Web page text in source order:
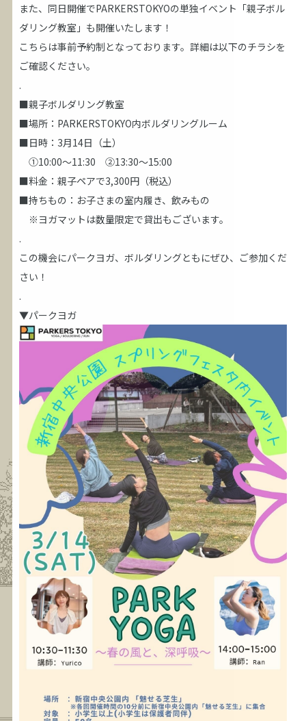
また、同日開催でPARKERSTOKYOの単独イベント「親子ボル
ダリング教室」も開催いたします！
こちらは事前予約制となっております。詳細は以下のチラシを
ご確認ください。
.
■親子ボルダリング教室
■場所：PARKERSTOKYO内ボルダリングルーム
■日時：3月14日（土）
①10:00～11:30 ②13:30～15:00
■料金：親子ペアで3,300円（税込）
■持ちもの：お子さまの室内履き、飲みもの
※ヨガマットは数量限定で貸出もございます。
.
この機会にパークヨガ、ボルダリングともにぜひ、ご参加くだ
さい！
.
▼パークヨガ